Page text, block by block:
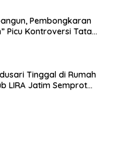
Pembongkaran
Picu Kontroversi Tata
Tinggal di Rumah
LIRA Jatim Semprot